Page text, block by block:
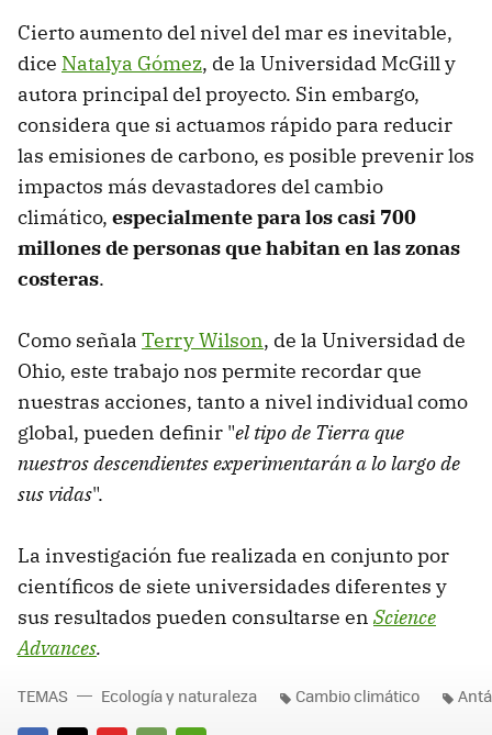
Cierto aumento del nivel del mar es inevitable,
dice Natalya Gómez, de la Universidad McGill y
autora principal del proyecto. Sin embargo,
considera que si actuamos rápido para reducir
las emisiones de carbono, es posible prevenir los
impactos más devastadores del cambio
climático, especialmente para loscasi 700
millones de personas que habitan en las zonas
costeras.
Como señala Terry Wilson, de la Universidad de
Ohio, este trabajo nos permite recordar que
nuestras acciones, tanto a nivel individual como
global, pueden definir "el tipo de Tierra que
nuestros descendientes experimentarán a lo largo de
sus vidas".
La investigación fue realizada en conjunto por
científicos de siete universidades diferentes y
sus resultados pueden consultarse en Science
Advances.
TEMAS Ecología y naturaleza Cambio climático